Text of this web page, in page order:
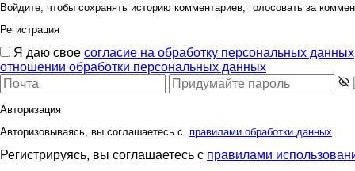
Войдите, чтобы сохранять историю комментариев, голосовать за
Регистрация
Я даю свое согласие на обработку персональных данных
отношении обработки персональных данных
Авторизация
Авторизовываясь, вы соглашаетесь с правилами обработки данных
Регистрируясь, вы соглашаетесь с правилами